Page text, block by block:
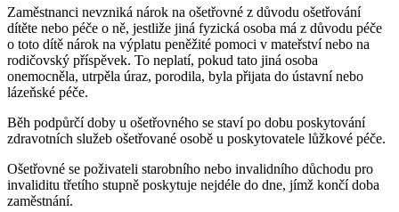
Zaměstnanci nevzniká nárok na ošetřovné z důvodu ošetřování
dítěte nebo péče o ně, jestliže jiná fyzická osoba má z důvodu péče
o toto dítě nárok na výplatu peněžité pomoci v mateřství nebo na
rodičovský příspěvek. To neplatí, pokud tato jiná osoba
onemocněla, utrpěla úraz, porodila, byla přijata do ústavní nebo
lázeňské péče.
Běh podpůrčí doby u ošetřovného se staví po dobu poskytování
zdravotních služeb ošetřované osobě u poskytovatele lůžkové péče.
Ošetřovné se poživateli starobního nebo invalidního důchodu pro
invaliditu třetího stupně poskytuje nejdéle do dne, jímž končí doba
zaměstnání.